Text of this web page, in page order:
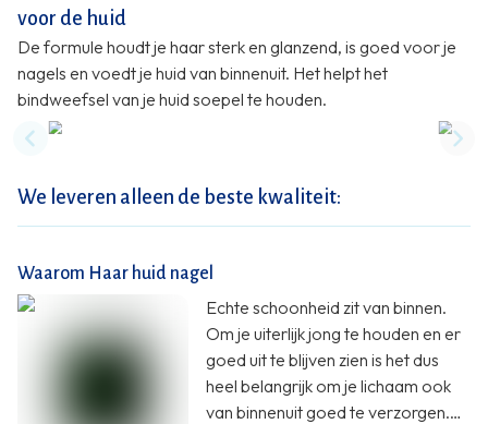
voor de huid
De formule houdt je haar sterk en glanzend, is goed voor je
nagels en voedt je huid van binnenuit. Het helpt het
bindweefsel van je huid soepel te houden.
Previous slide
We leveren alleen de beste kwaliteit:
Waarom Haar huid nagel
Echte schoonheid zit van binnen.
Om je uiterlijk jong te houden en er
goed uit te blijven zien is het dus
heel belangrijk om je lichaam ook
van binnenuit goed te verzorgen.